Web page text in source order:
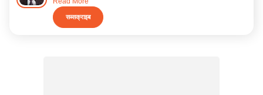
सब्सक्राइब